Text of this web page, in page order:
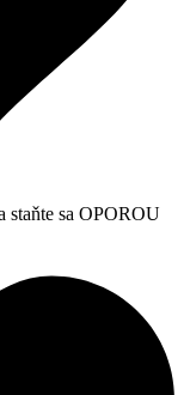
sa OPOROU